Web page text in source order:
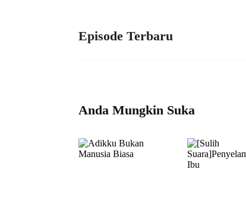
Episode Terbaru
Anda Mungkin Suka